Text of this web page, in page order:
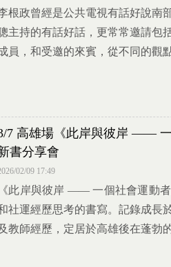
根政曾經是公共電視有話好說南
主持的有話好話，更常常邀請包
員，和受邀的來賓，從不同的觀
7 高雄場《此岸與彼岸 —— 一
書分享會
02/09 17:49
《此岸與彼岸 —— 一個社會運動
社運經歷思考的書寫。記錄成長
教師經歷，定居於高雄後在蓬勃